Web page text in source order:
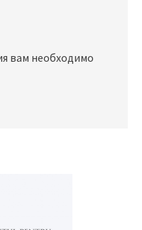
вам необходимо